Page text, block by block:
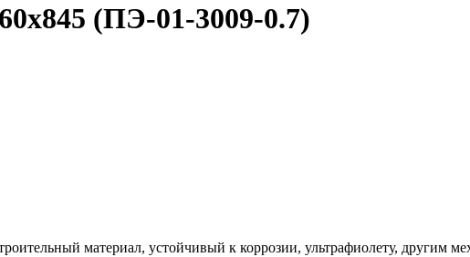
(ПЭ-01-3009-0.7)
материал, устойчивый к коррозии, ультрафиолету, другим